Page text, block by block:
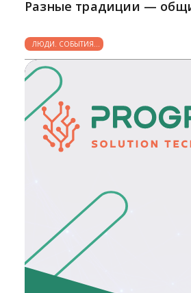
Разные традиции —
ЛЮДИ. СОБЫТИЯ.
ФАКТЫ